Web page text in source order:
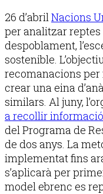
26 d’abril Nacions
per analitzar
despoblament,
sostenible.
recomanacions
crear una eina
similars. Al juny,
a recollir informació
del Programa de
de dos anys. La
implementat fins
s’aplicarà per
model ebrenc es